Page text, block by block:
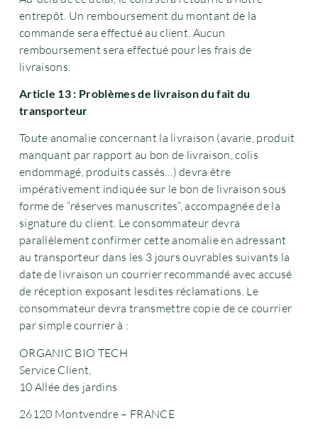
entrepôt. Un remboursement du montant de la
commande sera effectué au client. Aucun
remboursement sera effectué pour les frais de
livraisons.
Article 13 : Problèmes de livraison du fait du
transporteur
Toute anomalie concernant la livraison (avarie, produit
manquant par rapport au bon de livraison, colis
endommagé, produits cassés…) devra être
impérativement indiquée sur le bon de livraison sous
forme de “réserves manuscrites”, accompagnée de la
signature du client. Le consommateur devra
parallèlement confirmer cette anomalie en adressant
au transporteur dans les 3 jours ouvrables suivants la
date de livraison un courrier recommandé avec accusé
de réception exposant lesdites réclamations. Le
consommateur devra transmettre copie de ce courrier
par simple courrier à :
ORGANIC BIO TECH
Service Client,
10 Allée des jardins
26120 Montvendre – FRANCE